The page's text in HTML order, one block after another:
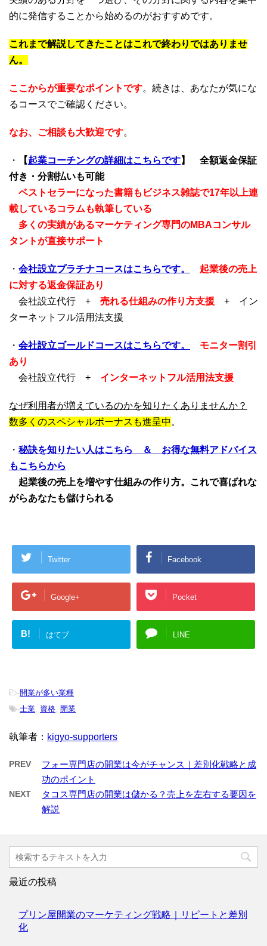
的に発信することから始めるのがおすすめです。
これまで解説してきたことはこれで終わりではありませ
ん。
ここからが重要なポイントです。続きは、あなたが気にな
るコースでご確認ください。
なお、ご相談も大歓迎です。
・ 【起業コーチングの詳細はこちらです】
全額返金保証
付き・分割払いも可能
ベストセラーになった書籍もビジネス雑誌で17年以上連
載しているコラムも執筆している
多くの実績があるマーケティング専門のMBAコンサル
タントが直接サポート
・ 会社設立プラチナコースはこちらです。
起業後の売上
に対する返金保証あり
会社設立代行 + 売れる仕組みの作り方支援 + イン
ターネットフル活用法支援
・ 会社設立ゴールドコースはこちらです。
モニター割引
あり
会社設立代行 + インターネットフル活用法支援
なぜ利用者が増えているのかを知りたくありませんか？
数多くのスペシャルボーナスも進呈中 。
・ 秘訣を知りたい人はこちら ＆ お得な無料アドバイス
もこちらから
起業後の売上を増やす仕組みの作り方。これで喜ばれな
がらあなたも儲けられる
Twitter Facebook
Google+ Pocket
B! はてブ LINE
-開業が多い業種
-士業, 資格, 開業
執筆者： kigyo-supporters
PREV
フォー専門店の開業は今がチャンス｜差別化戦略と成
功のポイント
NEXT
タコス専門店の開業は儲かる？売上を左右する要因を
解説
最近の投稿
プリン屋開業のマーケティング戦略｜リピートと差別
化